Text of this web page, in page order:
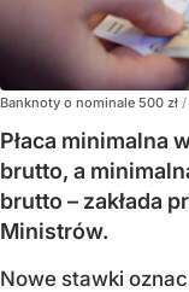
Banknoty o nominale 500 zł /
Płaca minimalna
brutto, a
brutto – zakłada
Ministrów.
Nowe stawki